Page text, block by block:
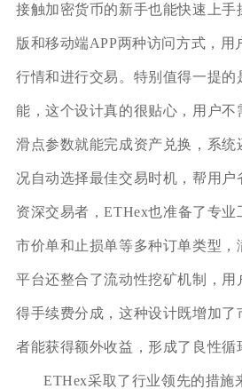
接触加密货币的新手也能快速上手
版和移动端APP两种访问方式，用
行情和进行交易。特别值得一提的
能，这个设计真的很贴心，用户不
滑点参数就能完成资产兑换，系统
况自动选择最佳交易时机，帮用户
资深交易者，ETHex也准备了专业
市价单和止损单等多种订单类型，
平台还整合了流动性挖矿机制，用
得手续费分成，这种设计既增加了
者能获得额外收益，形成了良性循
ETHex采取了行业领先的措施